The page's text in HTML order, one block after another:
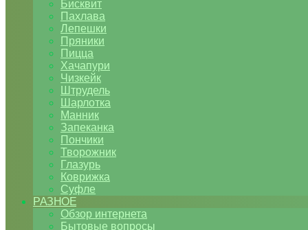
Бисквит
Пахлава
Лепешки
Пряники
Пицца
Хачапури
Чизкейк
Штрудель
Шарлотка
Манник
Запеканка
Пончики
Творожник
Глазурь
Коврижка
Суфле
РАЗНОЕ
Обзор интернета
Бытовые вопросы